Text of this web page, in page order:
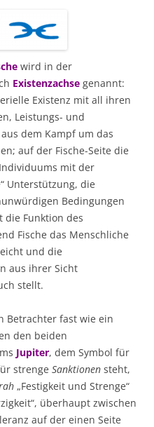
wird in der
Existenzachse genannt:
Existenz mit all ihren
Leistungs- und
dem Kampf um das
auf der Fische-Seite die
mit der
Unterstützung, die
Bedingungen
die Funktion des
Fische das Menschliche
und die
aus ihrer Sicht
stellt.
Betrachter fast wie ein
den beiden
Jupiter, dem Symbol für
strenge Sanktionen steht,
„Festigkeit und Strenge“
überhaupt zwischen
auf der einen Seite